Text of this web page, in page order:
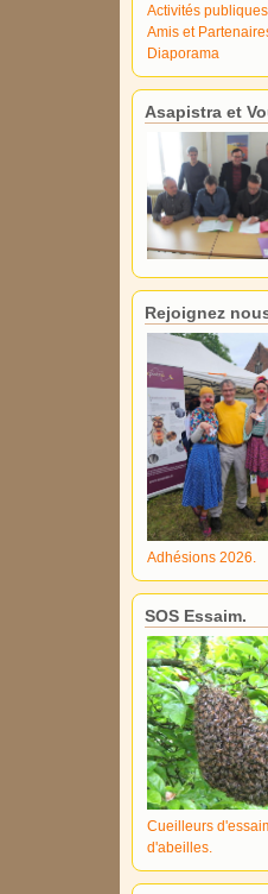
Activités publiques
Amis et
Diaporama
Asapistra et
Rejoignez
Adhésions 2026.
SOS Essaim.
Cueilleurs
d'abeilles.